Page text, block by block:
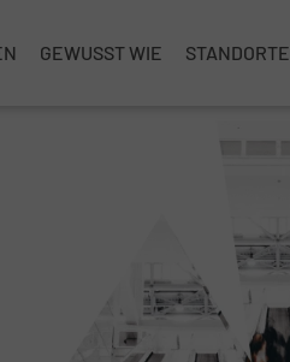
GEWUSST WIE STANDORTE